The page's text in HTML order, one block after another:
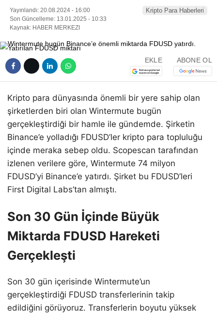
Yayınlandı: 20.08.2024 - 16:00
Son Güncelleme: 13.01.2025 - 10:33
Kaynak: HABER MERKEZI
Kripto Para Haberleri
EKLE ABONE OL
Kripto para dünyasında önemli bir yere sahip olan
şirketlerden biri olan Wintermute bugün
gerçekleştirdiği bir hamle ile gündemde. Şirketin
Binance’e yolladığı FDUSD’ler kripto para topluluğu
içinde meraka sebep oldu. Scopescan tarafından
izlenen verilere göre, Wintermute 74 milyon
FDUSD’yi Binance’e yatırdı. Şirket bu FDUSD’leri
First Digital Labs’tan almıştı.
Son 30 Gün İçinde Büyük
Miktarda FDUSD Hareketi
Gerçekleşti
Son 30 gün içerisinde Wintermute’un
gerçekleştirdiği FDUSD transferlerinin takip
edildiğini görüyoruz. Transferlerin boyutu yüksek